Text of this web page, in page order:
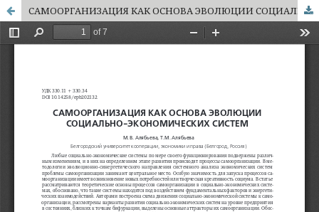
САМООРГАНИЗАЦИЯ КАК ОСНОВА ЭВОЛЮЦИИ СОЦИАЛЬНО-ЭКОНОМИЧЕСКИХ СИСТЕМ